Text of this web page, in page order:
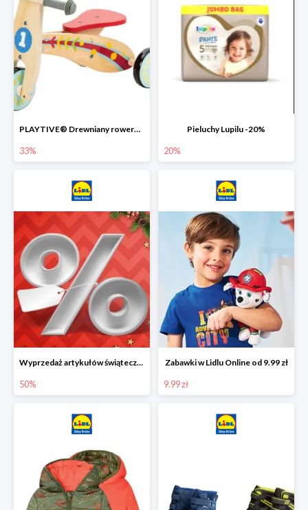
PLAYTIVE® Drewniany rowerek biegowy -33%
33%
Pieluchy Lupilu -20%
20%
Wyprzedaż artykułów świątecznych w Lidlu Online
50%
Zabawki w Lidlu Online od 9.99 zł
9.99 zł